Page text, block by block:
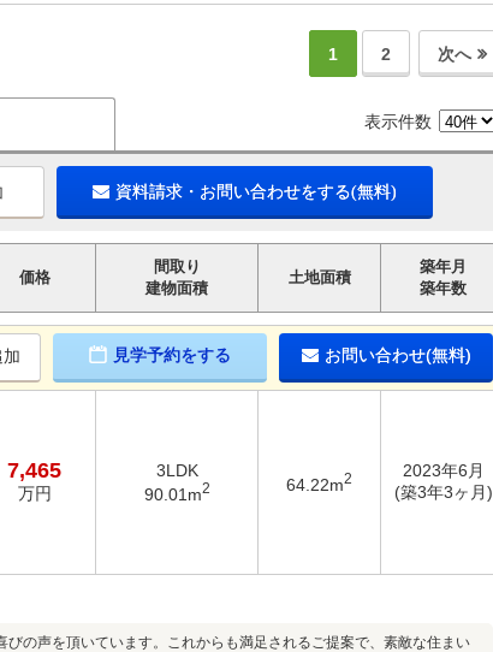
1 2 次へ
表示件数
資料請求・お問い合わせをする(無料)
価格
間取り
建物面積
土地面積
築年月
築年数
見学予約をする お問い合わせ(無料)
7,465
万円
3LDK
90.01m2 64.22m2
2023年6月
(築3年3ヶ月)
の声を頂いています。これからも満足されるご提案で、素敵な住まい